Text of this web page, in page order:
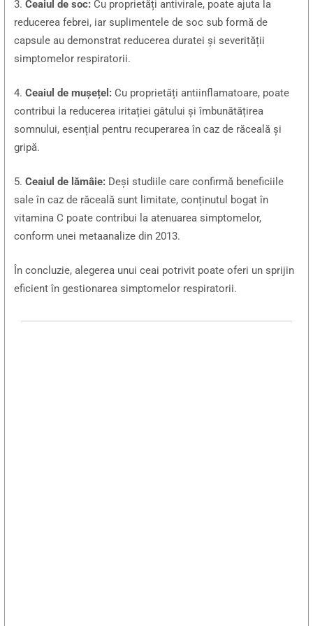
3.Ceaiul de soc: Cu proprietăți antivirale, poate ajuta la
reducerea febrei, iar suplimentele de soc sub formă de
capsule au demonstrat reducerea duratei și severității
simptomelor respiratorii.
4.Ceaiul de mușețel: Cu proprietăți antiinflamatoare, poate
contribui la reducerea iritației gâtului și îmbunătățirea
somnului, esențial pentru recuperarea în caz de răceală și
gripă.
5.Ceaiul de lămâie: Deși studiile care confirmă beneficiile
sale în caz de răceală sunt limitate, conținutul bogat în
vitamina C poate contribui la atenuarea simptomelor,
conform unei metaanalize din 2013.
În concluzie, alegerea unui ceai potrivit poate oferi un sprijin
eficient în gestionarea simptomelor respiratorii.